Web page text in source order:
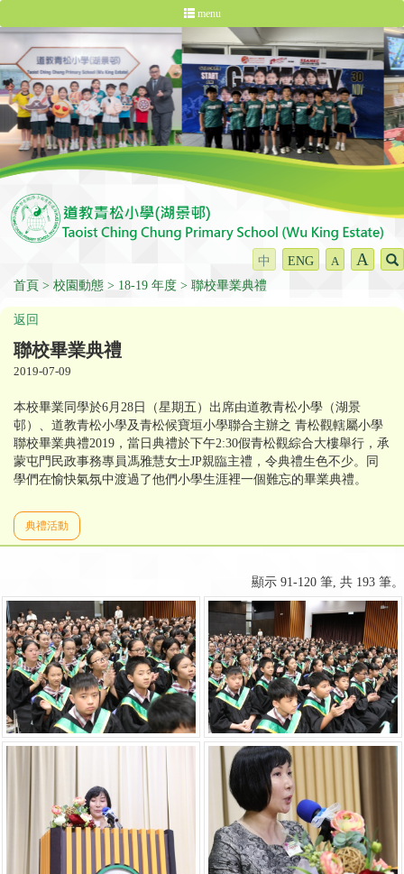
menu
中 ENG A A
首頁 校園動態 18-19 年度 聯校畢業典禮
返回
聯校畢業典禮
2019-07-09
本校畢業同學於6月28日（星期五）出席由道教青松小學（湖景
邨）、道教青松小學及青松候寶垣小學聯合主辦之 青松觀轄屬小學
聯校畢業典禮2019，當日典禮於下午2:30假青松觀綜合大樓舉行，承
蒙屯門民政事務專員馮雅慧女士JP親臨主禮，令典禮生色不少。同
學們在愉快氣氛中渡過了他們小學生涯裡一個難忘的畢業典禮。
典禮活動
顯示 91-120 筆, 共 193 筆。